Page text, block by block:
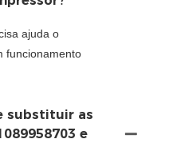
ajuda o
funcionamento
substituir as
e